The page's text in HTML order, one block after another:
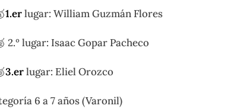
1.erlugar: William Guzmán Flores
2.º lugar: Isaac Gopar Pacheco
3.erlugar: Eliel Orozco
6 a 7 años (Varonil)